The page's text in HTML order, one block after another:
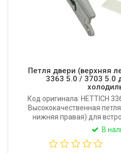
Петля двери (верхняя
3363 5.0 / 3703 5.0
Код оригинала: HETTICH
Высококачественная
нижняя правая) для
AEG, Electrolux, Whirlpool,
В